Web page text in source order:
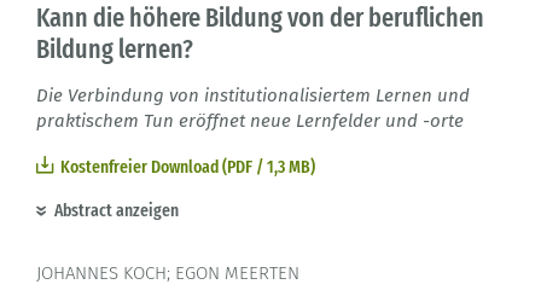
Kann die höhere Bildung von der beruflichen
Bildung lernen?
Die Verbindung von institutionalisiertem Lernen und
praktischem Tun eröffnet neue Lernfelder und -orte
Kostenfreier Download (PDF / 1,3 MB)
Abstract anzeigen
JOHANNES KOCH; EGON MEERTEN